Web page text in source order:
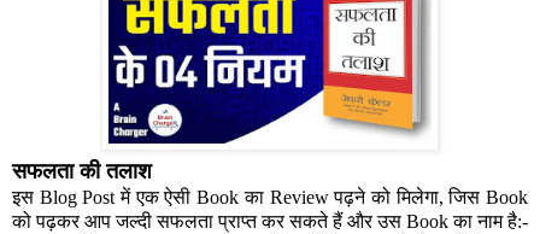
सफलता की तलाश
इस Blog Post में एक ऐसी Book का Review पढ़ने को मिलेगा, जिस Book
को पढ़कर आप जल्दी सफलता प्राप्त कर सकते हैं और उस Book का नाम है:-